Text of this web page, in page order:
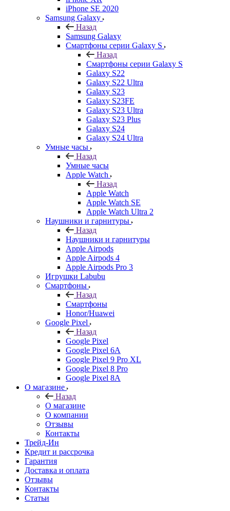
iPhone SE 2020
Samsung Galaxy
Назад
Samsung Galaxy
Смартфоны серии Galaxy S
Назад
Смартфоны серии Galaxy S
Galaxy S22
Galaxy S22 Ultra
Galaxy S23
Galaxy S23FE
Galaxy S23 Ultra
Galaxy S23 Plus
Galaxy S24
Galaxy S24 Ultra
Умные часы
Назад
Умные часы
Apple Watch
Назад
Apple Watch
Apple Watch SE
Apple Watch Ultra 2
Наушники и гарнитуры
Назад
Наушники и гарнитуры
Apple Airpods
Apple Airpods 4
Apple Airpods Pro 3
Игрушки Labubu
Смартфоны
Назад
Смартфоны
Honor/Huawei
Google Pixel
Назад
Google Pixel
Google Pixel 6A
Google Pixel 9 Pro XL
Google Pixel 8 Pro
Google Pixel 8A
О магазине
Назад
О магазине
О компании
Отзывы
Контакты
Трейд-Ин
Кредит и рассрочка
Гарантия
Доставка и оплата
Отзывы
Контакты
Статьи